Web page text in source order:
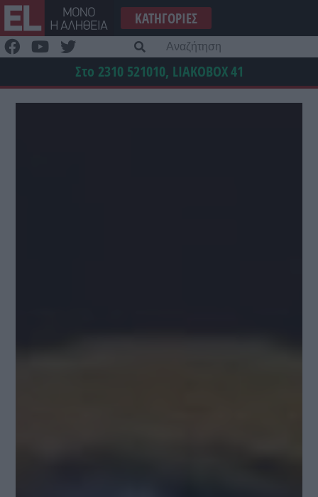
Μετάβαση
στο
περιεχόμενο
ΚΑΤΗΓΟΡΊΕΣ
Στο 2310 521010, LIAKOBOX41